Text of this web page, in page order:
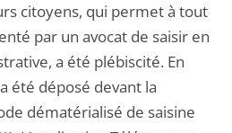
citoyens, qui permet à tout
par un avocat de saisir en
a été plébiscité. En
été déposé devant la
dématérialisé de saisine